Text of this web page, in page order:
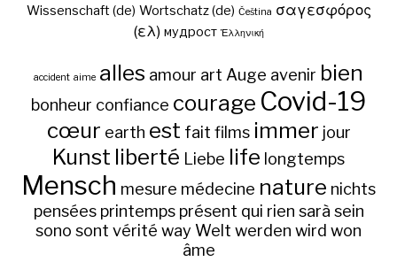
Wissenschaft (de) Wortschatz (de) Čeština σαγεσφόρος
(ελ) мудрост Ἑλληνική
accident aime alles amour art Auge avenir bien
bonheur confiance courage Covid-19
cœur earth est fait films immer jour
Kunst liberté Liebe life longtemps
Mensch mesure médecine nature nichts
pensées printemps présent qui rien sarà sein
sono sont vérité way Welt werden wird won
âme